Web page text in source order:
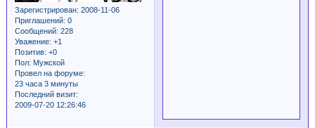
Зарегистрирован: 2008-11-06
Приглашений: 0
Сообщений: 228
Уважение: +1
Позитив: +0
Пол: Мужской
Провел на форуме:
23 часа 3 минуты
Последний визит:
2009-07-20 12:26:46